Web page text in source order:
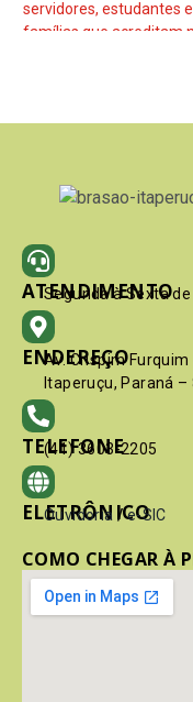
ATENDIMENTO
Segunda à Sexta
ENDEREÇO
Av. Crispim
Itaperuçu, Paraná –
TELEFONE
(41) 3603-2205
ELETRÔNICO
Ouvidoria / e-SIC
COMO CHEGAR À